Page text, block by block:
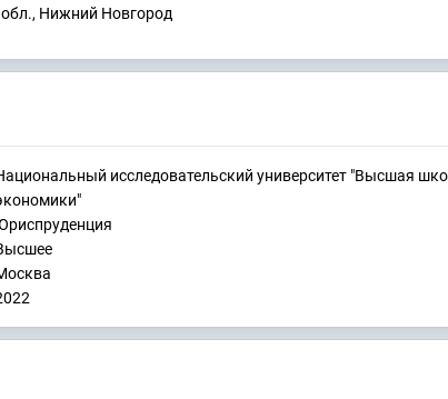
Нижний Новгород
исследовательский университет "Высшая